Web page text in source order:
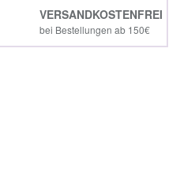
VERSANDKOSTENFREI
bei Bestellungen ab 150€